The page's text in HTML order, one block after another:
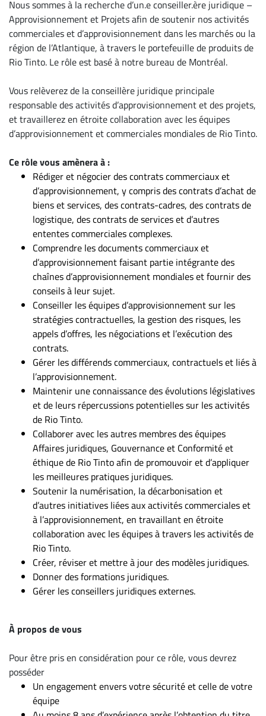
Nous sommes à la recherche d’un.e conseiller.ère juridique –
Approvisionnement et Projets afin de soutenir nos activités
commerciales et d’approvisionnement dans les marchés ou la
région de l’Atlantique, à travers le portefeuille de produits de
Rio Tinto. Le rôle est basé à notre bureau de Montréal.
Vous relèverez de la conseillère juridique principale
responsable des activités d’approvisionnement et des projets,
et travaillerez en étroite collaboration avec les équipes
d’approvisionnement et commerciales mondiales de Rio Tinto.
Ce rôle vous amènera à :
Rédiger et négocier des contrats commerciaux et
d’approvisionnement, y compris des contrats d’achat de
biens et services, des contrats-cadres, des contrats de
logistique, des contrats de services et d’autres
ententes commerciales complexes.
Comprendre les documents commerciaux et
d’approvisionnement faisant partie intégrante des
chaînes d’approvisionnement mondiales et fournir des
conseils à leur sujet.
Conseiller les équipes d’approvisionnement sur les
stratégies contractuelles, la gestion des risques, les
appels d’offres, les négociations et l’exécution des
contrats.
Gérer les différends commerciaux, contractuels et liés à
l’approvisionnement.
Maintenir une connaissance des évolutions législatives
et de leurs répercussions potentielles sur les activités
de Rio Tinto.
Collaborer avec les autres membres des équipes
Affaires juridiques, Gouvernance et Conformité et
éthique de Rio Tinto afin de promouvoir et d’appliquer
les meilleures pratiques juridiques.
Soutenir la numérisation, la décarbonisation et
d’autres initiatives liées aux activités commerciales et
à l’approvisionnement, en travaillant en étroite
collaboration avec les équipes à travers les activités de
Rio Tinto.
Créer, réviser et mettre à jour des modèles juridiques.
Donner des formations juridiques.
Gérer les conseillers juridiques externes.
À propos de vous
Pour être pris en considération pour ce rôle, vous devrez
posséder
Un engagement envers votre sécurité et celle de votre
équipe